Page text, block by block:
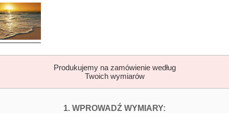
Produkujemy na zamówienie według
Twoich wymiarów
1. WPROWADŹ WYMIARY: